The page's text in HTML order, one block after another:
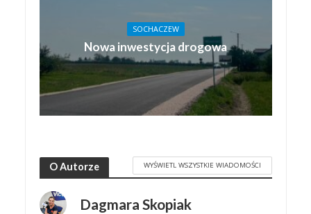
SOCHACZEW
Nowa inwestycja drogowa
O Autorze WYŚWIETL WSZYSTKIE WIADOMOŚCI
Dagmara Skopiak